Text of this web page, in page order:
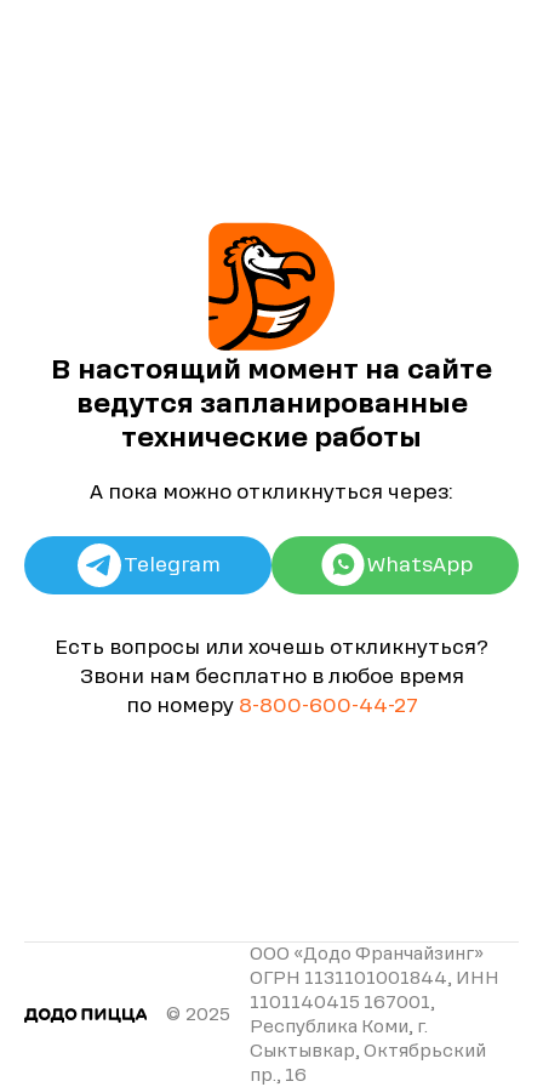
В настоящий момент на сайте
ведутся запланированные
технические работы
А пока можно откликнуться через:
Telegram WhatsApp
Есть вопросы или хочешь откликнуться?
Звони нам бесплатно в любое время
по номеру 8-800-600-44-27
© 2025
ООО «Додо Франчайзинг»
ОГРН 1131101001844, ИНН
1101140415 167001,
Республика Коми, г.
Сыктывкар, Октябрьский
пр., 16